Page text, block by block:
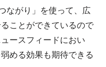
ながり」を使って、広
ことができているので
ースフィードにおい
める効果も期待できる